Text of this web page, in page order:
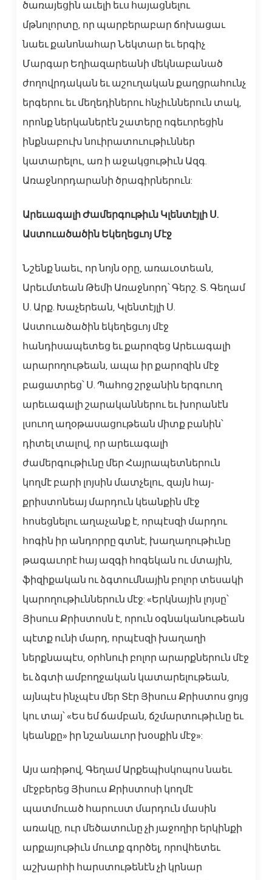
ծառայեցին աւելի եւս հայացնելու
մթնոլորտը, որ պարբերաբար ճոխացաւ
նաեւ քանոնահար Նեկտար եւ երգիչ
Մարգար Եղիազարեանի մեկնաբանած
ժողովրդական եւ աշուղական քաղցրահունչ
երգերու եւ մեղեդիներու հնչիւններուն տակ,
որոնք ներկաներէն շատերը ոգեւորեցին
ինքնաբուխ նուիրատուութիւններ
կատարելու, առ ի աջակցութիւն Ազգ.
Առաջնորդարանի ծրագիրներուն:
Արեւագալի Ժամերգութիւն Կլենտէյլի Ս.
Աստուածածին Եկեղեցւոյ Մէջ
Նշենք նաեւ, որ նոյն օրը, առաւօտեան,
Արեւմտեան Թեմի Առաջնորդ՝ Գերշ. Տ. Գեղամ
Ս. Արք. Խաչերեան, Կլենտէյլի Ս.
Աստուածածին եկեղեցւոյ մէջ
հանդիսապետեց եւ քարոզեց Արեւագալի
արարողութեան, ապա իր քարոզին մէջ
բացատրեց՝ Ս. Պահոց շրջանին երգուող
արեւագալի շարականներու եւ խորանէն
լսուող աղօթասացութեան միտք բանին՝
դիտել տալով, որ արեւագալի
ժամերգութիւնը մեր Հայրապետներուն
կողմէ բարի լոյսին մատչելու, զայն հայ-
քրիստոնեայ մարդուն կեանքին մէջ
հոսեցնելու աղաչանք է, որպէսզի մարդու
հոգին իր անդորրը գտնէ, խաղաղութիւնը
թագաւորէ հայ ազգի հոգեկան ու մտային,
ֆիզիքական ու ձգտումնային բոլոր տեսակի
կարողութիւններուն մէջ: «Երկնային լոյսը՝
Յիսուս Քրիստոսն է, որուն օգնականութեան
պէտք ունի մարդ, որպէսզի խաղաղի
ներքնապէս, օրհնուի բոլոր արարքներուն մէջ
եւ ձգտի ամբողջական կատարելութեան,
այնպէս ինչպէս մեր Տէր Յիսուս Քրիստոս ցոյց
կու տայ՝ «Ես եմ ճամբան, ճշմարտութիւնը եւ
կեանքը» իր նշանաւոր խօսքին մէջ»:
Այս առիթով, Գեղամ Արքեպիսկոպոս նաեւ
մէջբերեց Յիսուս Քրիստոսի կողմէ
պատմուած հարուստ մարդուն մասին
առակը, ուր մեծատունը չի յաջողիր երկինքի
արքայութիւն մուտք գործել, որովհետեւ
աշխարհի հարստութենէն չի կրնար